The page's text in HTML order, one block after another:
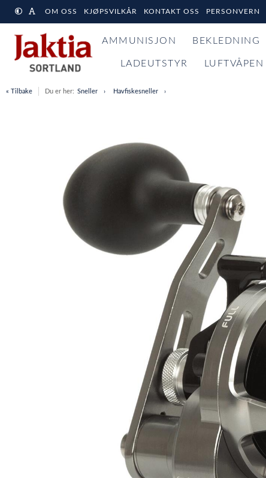
OM OSS KJØPSVILKÅR KONTAKT OSS PERSONVERN
AMMUNISJON BEKLEDNING
LADEUTSTYR LUFTVÅPEN
« Tilbake Du er her: Sneller Havfiskesneller